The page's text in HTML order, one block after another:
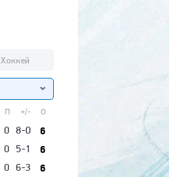
Хоккей
П +/-
О
0 8-0 6
0 5-1 6
0 6-3 6